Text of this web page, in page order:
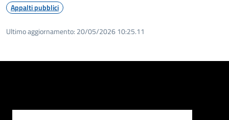
Appalti pubblici
Ultimo aggiornamento: 20/05/2026 10:25.11